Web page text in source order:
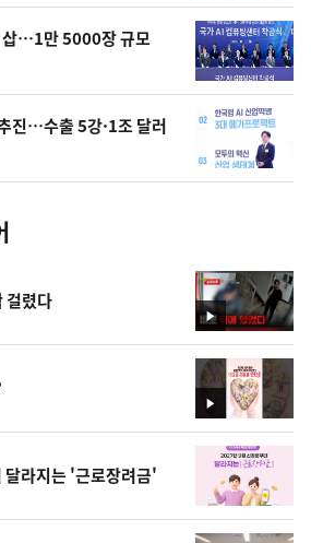
삽…1만 5000장 규모
진…수출 5강·1조 달러
영
상
걸렸다
영
상
라지는 '근로장려금'